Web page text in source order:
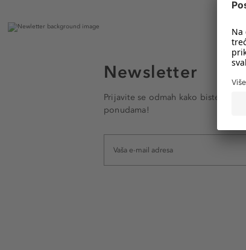
Newsletter
Prijavite se odmah kako biste e-
ponudama!